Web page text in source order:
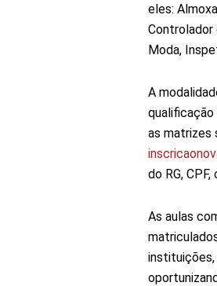
eles:
Controlador
Moda,
A
as matrizes
do RG,
As aulas
instituições,